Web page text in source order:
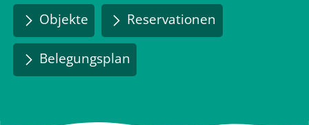
Objekte Reservationen
Belegungsplan